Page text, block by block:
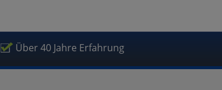
Über 40 Jahre Erfahrung